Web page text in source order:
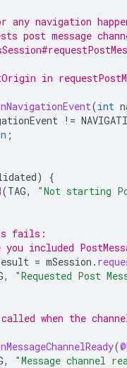
any navigation
post message
in
(int
!=
;
)
{
(TAG,
"Not starting
fails:
included
= mSession .
,
"Requested Post
when the
(
, "Message channel